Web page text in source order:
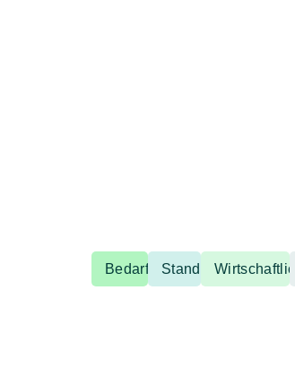
Bedarfsermittlung
Standortanalyse